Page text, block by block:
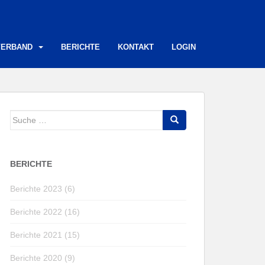
BERICHTE KONTAKT LOGIN
Suche
BERICHTE
Berichte 2023 (6)
Berichte 2022 (16)
Berichte 2021 (15)
Berichte 2020 (9)